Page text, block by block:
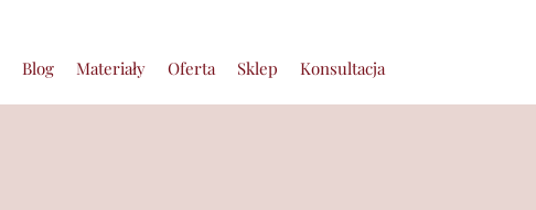
Blog Materiały Oferta Sklep Konsultacja